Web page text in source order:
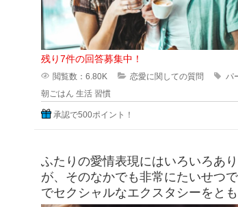
残り7件の回答募集中！
閲覧数：6.80K 恋愛に関しての質問
パ
朝ごはん 生活 習慣
承認で500ポイント！
ふたりの愛情表現にはいろいろあ
が、そのなかでも非常にたいせつ
でセクシャルなエクスタシーをと